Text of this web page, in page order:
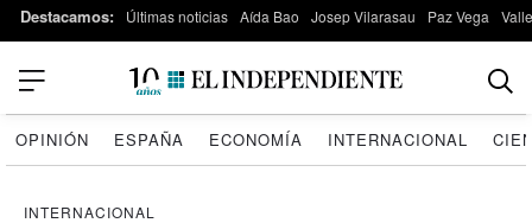
Destacamos: Últimas noticias Aída Bao Josep Vilarasau Paz Vega
OPINIÓN ESPAÑA ECONOMÍA INTERNACIONAL
INTERNACIONAL